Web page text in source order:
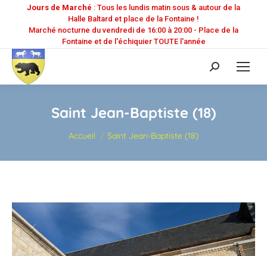
Jours de Marché : Tous les lundis matin sous & autour de la
Halle Baltard et place de la Fontaine !
Marché nocturne du vendredi de 16:00 à 20:00 - Place de la
Fontaine et de l'échiquier TOUTE l'année
Recherche
:
Saint Jean-Baptiste (18)
Vous êtes ici :
Accueil Saint Jean-Baptiste (18)